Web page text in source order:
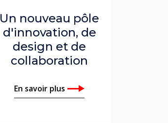
Un nouveau pôle
d'innovation, de
design et de
collaboration
En savoir plus